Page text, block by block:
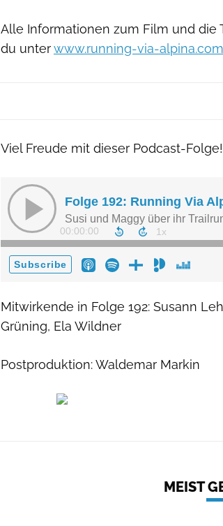
Alle Informationen zum Film und die
du unterwww.running-via-alpina.com
Viel Freude mit dieser Podcast-Folge!
Mitwirkende in Folge 192: Susann
Grüning, Ela Wildner
Postproduktion: Waldemar Markin
MEIST